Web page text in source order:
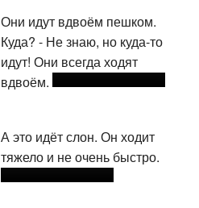
Они идут вдвоём пешком.
Куда? - Не знаю, но куда-то
идут! Они всегда ходят
вдвоём.
А это идёт слон. Он ходит
тяжело и не очень быстро.